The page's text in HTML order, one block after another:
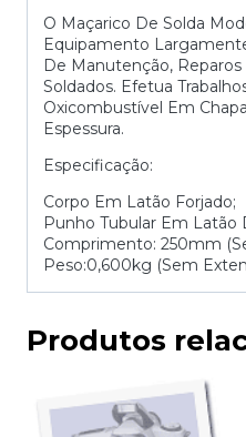
O Maçarico De Solda
Equipamento
De Manutenção,
Soldados. Efetua
Oxicombustível Em
Espessura.
Especificação:
Corpo Em Latão Forjado;
Punho Tubular Em Latão
Comprimento: 250mm
Peso:0,600kg (Sem
Produtos